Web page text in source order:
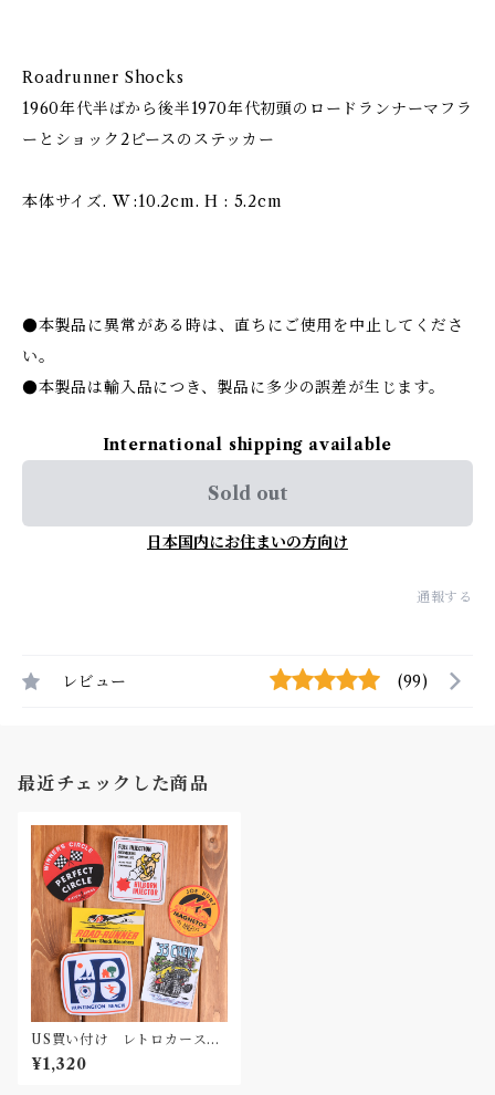
Roadrunner Shocks
1960年代半ばから後半1970年代初頭のロードランナーマフラ
ーとショック2ピースのステッカー
本体サイズ. W :10.2cm. H : 5.2cm
●本製品に異常がある時は、直ちにご使用を中止してくださ
い。
●本製品は輸入品につき、製品に多少の誤差が生じます。
International shipping available
Sold out
日本国内にお住まいの方向け
通報する
レビュー (99)
最近チェックした商品
US買い付け レトロカーステ
ッカー ビニール
¥1,320